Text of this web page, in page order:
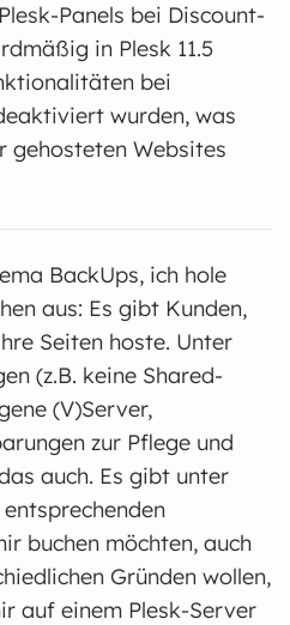
Panels bei Discount-
in Plesk 11.5
bei
wurden, was
gehosteten Websites
BackUps, ich hole
aus: Es gibt Kunden,
Seiten hoste. Unter
(z.B. keine Shared-
(V)Server,
zur Pflege und
auch. Es gibt unter
buchen möchten, auch
Gründen wollen,
auf einem Plesk-Server